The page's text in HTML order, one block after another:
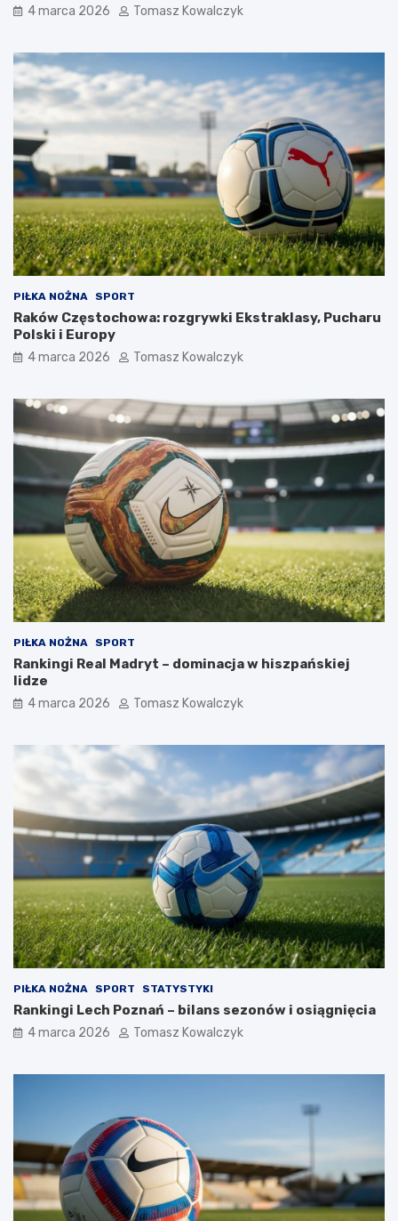
4 marca 2026 Tomasz Kowalczyk
PIŁKA NOŻNA SPORT
Raków Częstochowa: rozgrywki Ekstraklasy, Pucharu
Polski i Europy
4 marca 2026 Tomasz Kowalczyk
PIŁKA NOŻNA SPORT
Rankingi Real Madryt – dominacja w hiszpańskiej
lidze
4 marca 2026 Tomasz Kowalczyk
PIŁKA NOŻNA SPORT STATYSTYKI
Rankingi Lech Poznań – bilans sezonów i osiągnięcia
4 marca 2026 Tomasz Kowalczyk